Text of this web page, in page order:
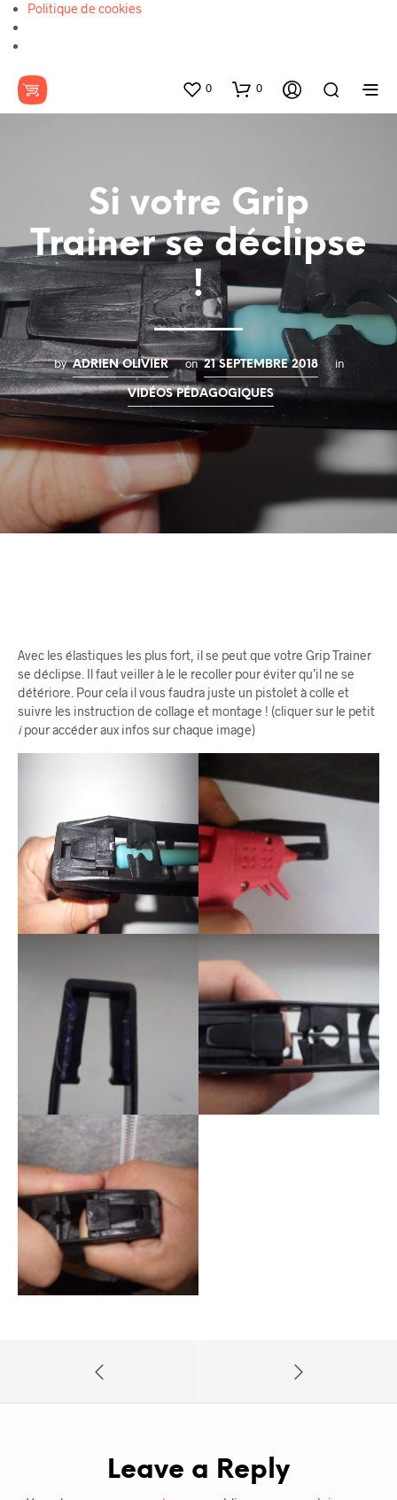
Politique de cookies
0 0
Si votre Grip
Trainer se déclipse
!
by ADRIEN OLIVIER on 21 SEPTEMBRE 2018 in
VIDÉOS PÉDAGOGIQUES
Avec les élastiques les plus fort, il se peut que votre Grip Trainer
se déclipse. Il faut veiller à le le recoller pour éviter qu’il ne se
détériore. Pour cela il vous faudra juste un pistolet à colle et
suivre les instruction de collage et montage ! (cliquer sur le petit
ipour accéder aux infos sur chaque image)
Leave a Reply